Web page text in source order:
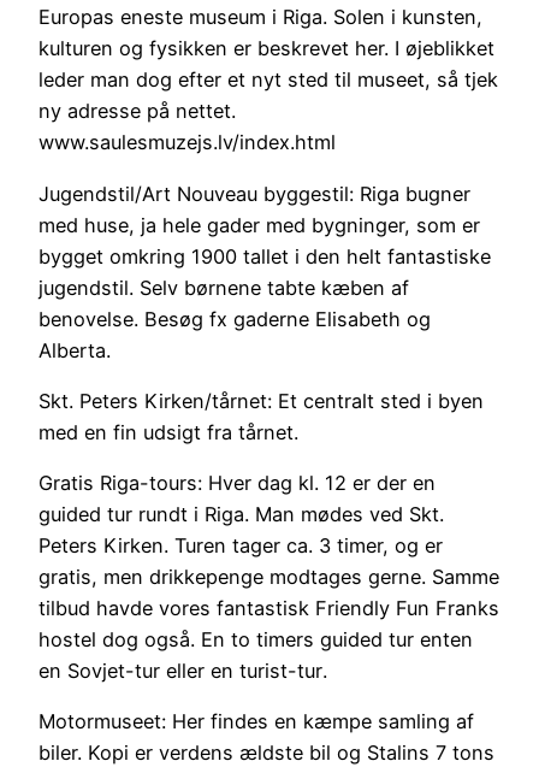
Europas eneste museum i Riga. Solen i kunsten,
kulturen og fysikken er beskrevet her. I øjeblikket
leder man dog efter et nyt sted til museet, så tjek
ny adresse på nettet.
www.saulesmuzejs.lv/index.html
Jugendstil/Art Nouveau byggestil: Riga bugner
med huse, ja hele gader med bygninger, som er
bygget omkring 1900 tallet i den helt fantastiske
jugendstil. Selv børnene tabte kæben af
benovelse. Besøg fx gaderne Elisabeth og
Alberta.
Skt. Peters Kirken/tårnet: Et centralt sted i byen
med en fin udsigt fra tårnet.
Gratis Riga-tours: Hver dag kl. 12 er der en
guided tur rundt i Riga. Man mødes ved Skt.
Peters Kirken. Turen tager ca. 3 timer, og er
gratis, men drikkepenge modtages gerne. Samme
tilbud havde vores fantastisk Friendly Fun Franks
hostel dog også. En to timers guided tur enten
en Sovjet-tur eller en turist-tur.
Motormuseet: Her findes en kæmpe samling af
biler. Kopi er verdens ældste bil og Stalins 7 tons